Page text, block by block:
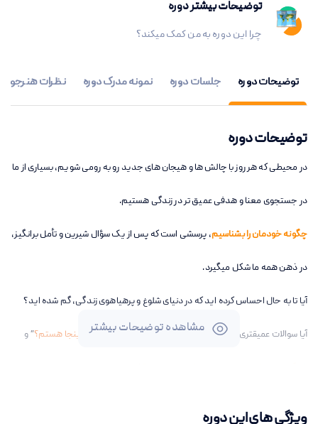
توضیحات بیشتر دوره
چرا این دوره به من کمک میکند؟
توضیحات دوره جلسات دوره نمونه مدرک دوره نظرات
توضیحات دوره
در محیطی که هر روز با چالش ها و هیجان های جدید رو به رومی شویم، بسیاری از ما
در جستجوی معنا و هدفی عمیق تر در زندگی هستیم.
چگونه خودمان را بشناسیم، پرسشی است که پس از یک سؤال شیرین و تأمل برانگیز،
در ذهن همه ما شکل میگیرد.
آیا تا به حال احساس کرده اید که در دنیای شلوغ و پرهیاهوی زندگی، گم شده اید؟
آیا سوالات عمیقتری در ذهنتان جولان میدهند؟ “کیستم؟” “چرا اینجا هستم؟” و مشاهده توضیحات بیشتر
ویژگی های این دوره